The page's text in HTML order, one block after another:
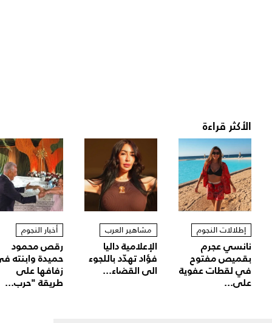
الأكثر قراءة
إطلالات النجوم
نانسي عجرم
بقميص مفتوح
في لقطات عفوية
على...
مشاهير العرب
الإعلامية داليا
فؤاد تهدّد باللجوء
الى القضاء...
أخبار النجوم
رقص محمود
حميدة وابنته
زفافها على
طريقة "حرب...